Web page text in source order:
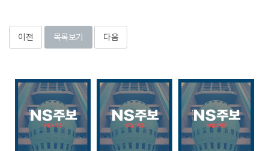
이전 목록보기 다음